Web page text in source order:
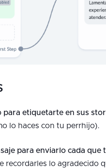
etiquetarte en sus
lo haces con tu perrhijo).
para enviarlo cada que
recordarles lo agradecido